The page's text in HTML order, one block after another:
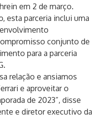
em 2 de março.
esta parceria inclui uma
conjunto de
para a parceria
relação e ansiamos
e aproveitar o
de 2023”, disse
e diretor executivo da